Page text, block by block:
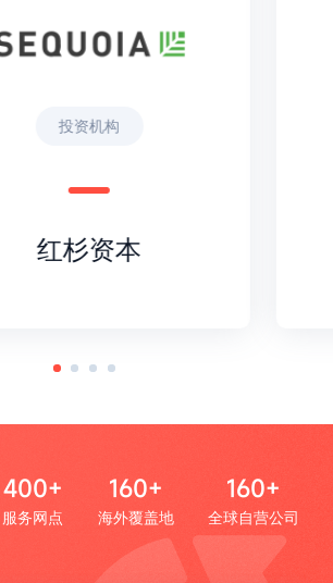
投资机构
红杉资本
400+
服务网点
160+
海外覆盖地
160+
全球自营公司